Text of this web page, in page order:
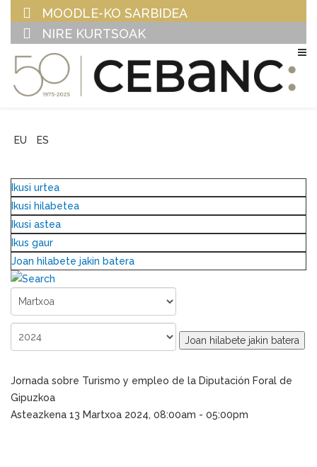
MOODLE-KO SARBIDEA
NIRE KURTSOAK
EU ES
Ikusi urtea
Ikusi hilabetea
Ikusi astea
Ikus gaur
Joan hilabete jakin batera
Joan hilabete jakin batera
Jornada sobre Turismo y empleo de la Diputación Foral de
Gipuzkoa
Asteazkena 13 Martxoa 2024, 08:00am - 05:00pm